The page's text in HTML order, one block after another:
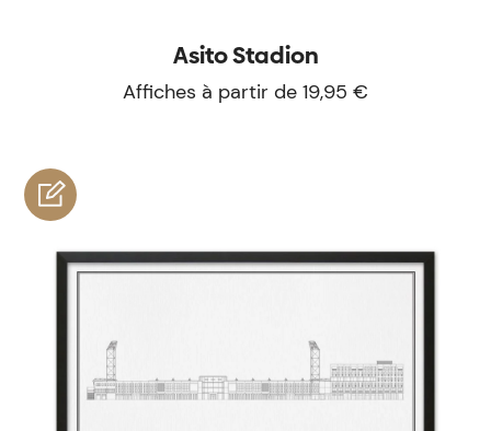
Asito Stadion
Affiches à partir de 19,95 €